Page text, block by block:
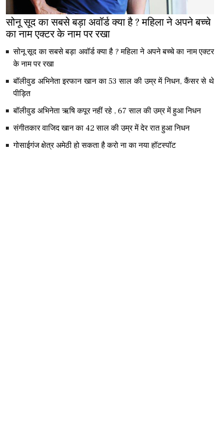
सोनू सूद का सबसे बड़ा अवॉर्ड क्या है ? महिला ने अपने बच्चे
का नाम एक्टर के नाम पर रखा
सोनू सूद का सबसे बड़ा अवॉर्ड क्या है ? महिला ने अपने बच्चे का नाम एक्टर
के नाम पर रखा
बॉलीवुड अभिनेता इरफान खान का 53 साल की उम्र में निधन, कैंसर से थे
पीड़ित
बॉलीवुड अभिनेता ऋषि कपूर नहीं रहे , 67 साल की उम्र में हुआ निधन
संगीतकार वाजिद खान का 42 साल की उम्र में देर रात हुआ निधन
गोसाईगंज क्षेत्र अमेठी हो सकता है करो ना का नया हॉटस्पॉट